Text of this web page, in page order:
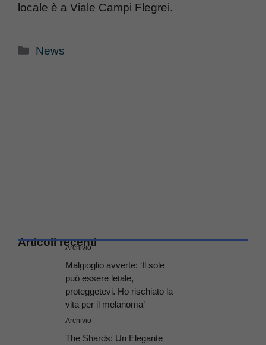
locale è a Viale Campi Flegrei.
Categorie
News
Articoli recenti
Archivio
Malgioglio avverte: ‘Il sole
può essere letale,
proteggetevi. Ho rischiato la
vita per il melanoma’
Archivio
The Shards: Un Elegante